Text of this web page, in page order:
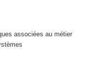
associées au métier